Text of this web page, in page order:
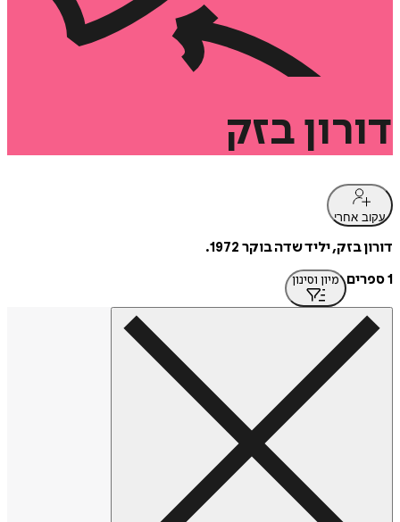
דורון בזק
עקוב אחרי
דורון בזק, יליד שדה בוקר 1972.
1 ספרים
מיון וסינון